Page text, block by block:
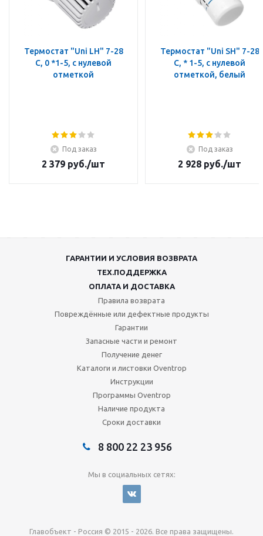
Термостат "Uni LH" 7-28
C, 0 *1-5, с нулевой
отметкой
Под заказ
2 379 руб./шт
Термостат "Uni SH" 7-28
C, * 1-5, с нулевой
отметкой, белый
Под заказ
2 928 руб./шт
ГАРАНТИИ И УСЛОВИЯ ВОЗВРАТА
ТЕХ.ПОДДЕРЖКА
ОПЛАТА И ДОСТАВКА
Правила возврата
Повреждённые или дефектные продукты
Гарантии
Запасные части и ремонт
Получение денег
Каталоги и листовки Oventrop
Инструкции
Программы Oventrop
Наличие продукта
Сроки доставки
8 800 22 23 956
Мы в социальных сетях:
Главобъект - Россия © 2015 - 2026. Все права защищены.